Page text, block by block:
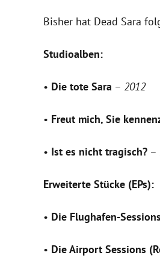
Bisher hat Dead Sara
Studioalben:
• Die tote Sara – 2012
• Freut mich, Sie
• Ist es nicht tragisch? –
Erweiterte Stücke (EPs):
• Die Flughafen-Sessions
• Die Airport Sessions